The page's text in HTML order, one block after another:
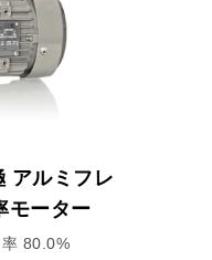
アルミフレ
モーター
80.0%